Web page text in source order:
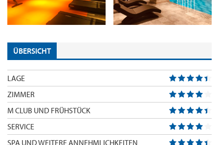
ÜBERSICHT
LAGE
ZIMMER
M CLUB UND FRÜHSTÜCK
SERVICE
SPA UND WEITERE ANNEHMLICHKEITEN